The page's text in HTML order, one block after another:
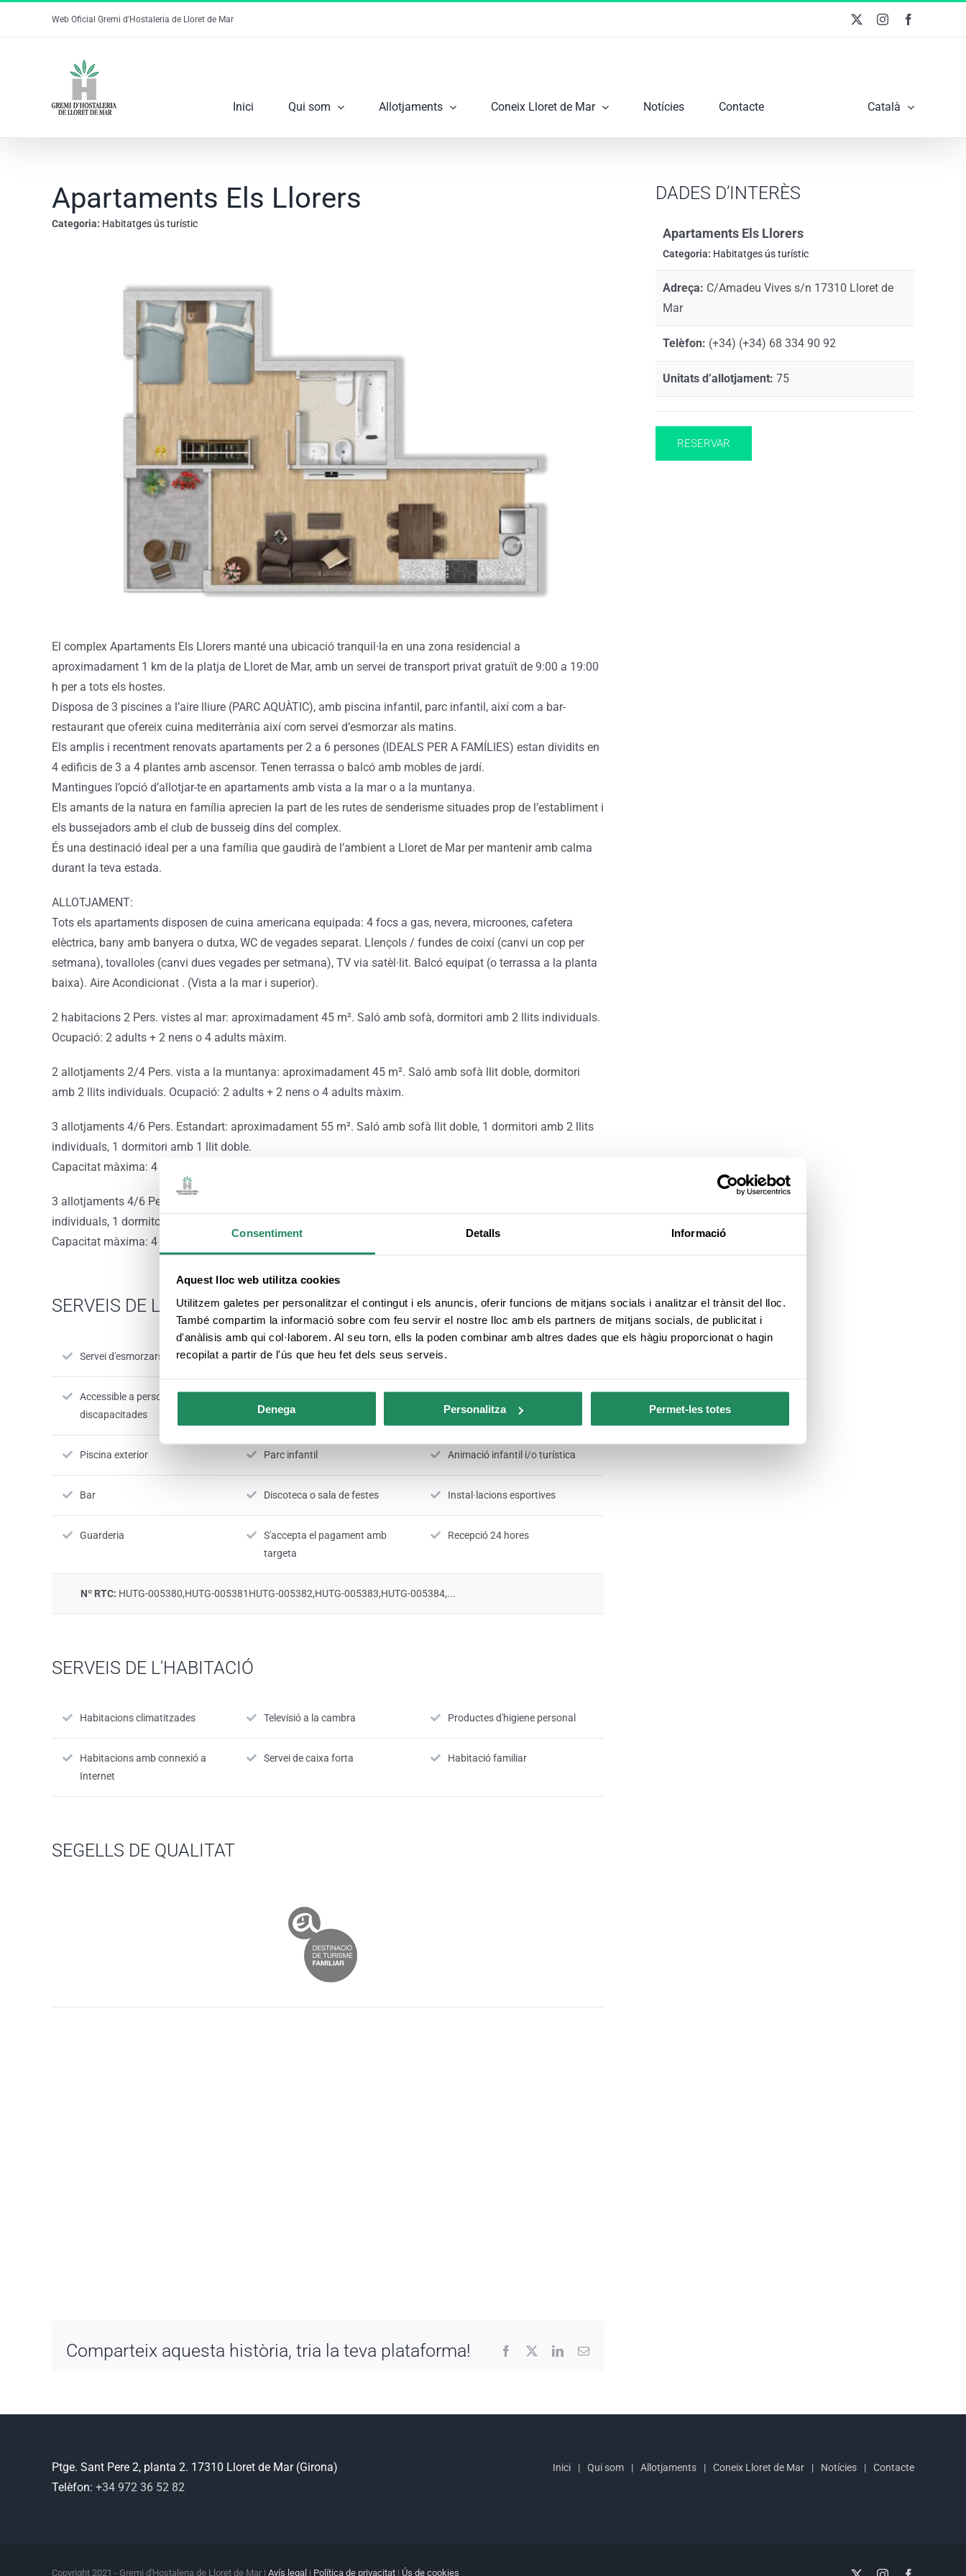
Consentiment Detalls Informació
Aquest lloc web utilitza cookies
Utilitzem galetes per personalitzar el contingut i els anuncis, oferir funcions de mitjans socials i analitzar el trànsit del lloc.
També compartim la informació sobre com feu servir el nostre lloc amb els partners de mitjans socials, de publicitat i
d'anàlisis amb qui col·laborem. Al seu torn, ells la poden combinar amb altres dades que els hàgiu proporcionat o hagin
recopilat a partir de l'ús que heu fet dels seus serveis.
Denega Personalitza Permet-les totes
Web Oficial Gremi d'Hostaleria de Lloret de Mar Instagram
Inici Qui som Allotjaments Coneix Lloret de Mar Notícies Contacte Català
Apartaments Els Llorers
Categoria: Habitatges ús turístic
El complex Apartaments Els Llorers manté una ubicació tranquil·la en una zona residencial a
aproximadament 1 km de la platja de Lloret de Mar, amb un servei de transport privat gratuït de 9:00 a 19:00
h per a tots els hostes.
Disposa de 3 piscines a l’aire lliure (PARC AQUÀTIC), amb piscina infantil, parc infantil, així com a bar-
restaurant que ofereix cuina mediterrània així com servei d’esmorzar als matins.
Els amplis i recentment renovats apartaments per 2 a 6 persones (IDEALS PER A FAMÍLIES) estan dividits en
4 edificis de 3 a 4 plantes amb ascensor. Tenen terrassa o balcó amb mobles de jardí.
Mantingues l’opció d’allotjar-te en apartaments amb vista a la mar o a la muntanya.
Els amants de la natura en família aprecien la part de les rutes de senderisme situades prop de l’establiment i
els bussejadors amb el club de busseig dins del complex.
És una destinació ideal per a una família que gaudirà de l’ambient a Lloret de Mar per mantenir amb calma
durant la teva estada.
ALLOTJAMENT:
Tots els apartaments disposen de cuina americana equipada: 4 focs a gas, nevera, microones, cafetera
elèctrica, bany amb banyera o dutxa, WC de vegades separat. Llençols / fundes de coixí (canvi un cop per
setmana), tovalloles (canvi dues vegades per setmana), TV via satèl·lit. Balcó equipat (o terrassa a la planta
baixa). Aire Acondicionat . (Vista a la mar i superior).
2 habitacions 2 Pers. vistes al mar: aproximadament 45 m². Saló amb sofà, dormitori amb 2 llits individuals.
Ocupació: 2 adults + 2 nens o 4 adults màxim.
2 allotjaments 2/4 Pers. vista a la muntanya: aproximadament 45 m². Saló amb sofà llit doble, dormitori
amb 2 llits individuals. Ocupació: 2 adults + 2 nens o 4 adults màxim.
3 allotjaments 4/6 Pers. Estandart: aproximadament 55 m². Saló amb sofà llit doble, 1 dormitori amb 2 llits
individuals, 1 dormitori amb 1 llit doble.
Capacitat màxima: 4 adults + 2 nens o 6 adults
3 allotjaments 4/6 Pers. Superior: aproximadament 55 m². Saló amb sofà llit doble, 1 dormitori amb 2 llits
individuals, 1 dormitori amb 1 llit doble.
Capacitat màxima: 4 adults + 2 nens o 6 adults.
SERVEIS DE L'ESTABLIMENT
Servei d'esmorzars Restaurant
Accessible a persones
discapacitades
Piscina exterior Parc infantil Animació infantil i/o turística
Bar Discoteca o sala de festes Instal·lacions esportives
Guarderia
S'accepta el pagament amb
targeta
Recepció 24 hores
Nº RTC: HUTG-005380,HUTG-005381HUTG-005382,HUTG-005383,HUTG-005384,...
SERVEIS DE L'HABITACIÓ
Habitacions climatitzades Televisió a la cambra Productes d'higiene personal
Habitacions amb connexió a
Internet
Servei de caixa forta Habitació familiar
SEGELLS DE QUALITAT
Comparteix aquesta història, tria la teva plataforma! Facebook LinkedInEmail:
DADES D’INTERÈS
Apartaments Els Llorers
Categoria: Habitatges ús turístic
Adreça: C/Amadeu Vives s/n 17310 Lloret de
Mar
Telèfon: (+34) (+34) 68 334 90 92
Unitats d’allotjament: 75
RESERVAR
Ptge. Sant Pere 2, planta 2. 17310 Lloret de Mar (Girona)
Telèfon: +34 972 36 52 82
Inici Qui som Allotjaments Coneix Lloret de Mar Notícies Contacte
Copyright 2021 - Gremi d'Hostaleria de Lloret de Mar | Avís legal i Política de privacitat | Ús de cookies